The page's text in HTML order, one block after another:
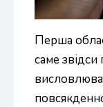
Перша
саме